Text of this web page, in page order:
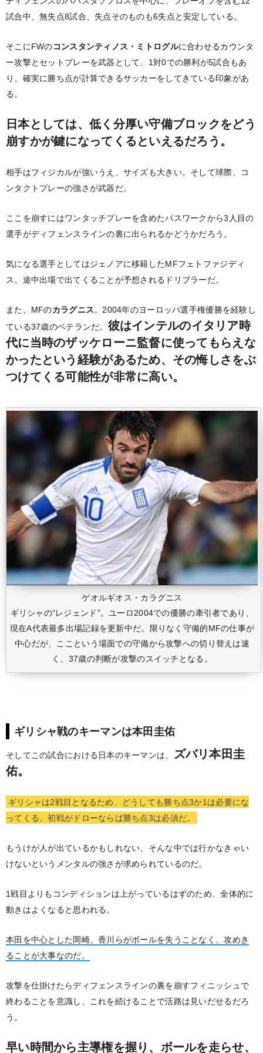
試合中、無失点8試合、失点そのものも6失点と安定している。
そこにFWのコンスタンティノス・ミトログルに合わせるカウンタ
ー攻撃とセットプレーを武器として、1対0での勝利が5試合もあ
り、確実に勝ち点が計算できるサッカーをしてきている印象があ
る。
日本としては、低く分厚い守備ブロックをどう
崩すかが鍵になってくるといえるだろう。
相手はフィジカルが強いうえ、サイズも大きい。そして球際、コ
ンタクトプレーの強さが武器だ。
ここを崩すにはワンタッチプレーを含めたパスワークから3人目の
選手がディフェンスラインの裏に出られるかどうかだろう。
気になる選手としてはジェノアに移籍したMFフェトファジディ
ス。途中出場で出てくることが予想されるドリブラーだ。
また、MFのカラグニス。2004年のヨーロッパ選手権優勝を経験し
ている37歳のベテランだ。 彼はインテルのイタリア時
代に当時のザッケローニ監督に使ってもらえな
かったという経験があるため、その悔しさをぶ
つけてくる可能性が非常に高い。
ゲオルギオス・カラグニス
ギリシャの“レジェンド”。ユーロ2004での優勝の牽引者であり、
現在A代表最多出場記録を更新中だ。限りなく守備的MFの仕事が
中心だが、ここという場面での守備から攻撃への切り替えは速
く、37歳の判断が攻撃のスイッチとなる。
ギリシャ戦のキーマンは本田圭佑
そしてこの試合における日本のキーマンは、
ズバリ本田圭
佑。
ギリシャは2戦目となるため、どうしても勝ち点3か1は必要にな
ってくる。初戦がドローならば勝ち点3は必須だ。
もうけが人が出ているかもしれない、そんな中では行かなきゃい
けないというメンタルの強さが求められているのだ。
1戦目よりもコンディションは上がっているはずのため、全体的に
動きはよくなると思われる。
本田を中心とした岡崎、香川らがボールを失うことなく、攻めき
ることが大事なのだ。
攻撃を仕掛けたらディフェンスラインの裏を崩すフィニッシュで
終わることを意識し、これを続けることで活路は見いだせるだろ
う。
早い時間から主導権を握り、ボールを走らせ、